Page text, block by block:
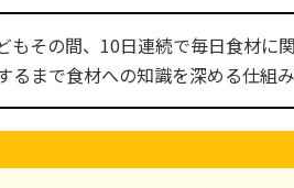
もその間、10日連続で毎日食材に
るまで食材への知識を深める仕組み